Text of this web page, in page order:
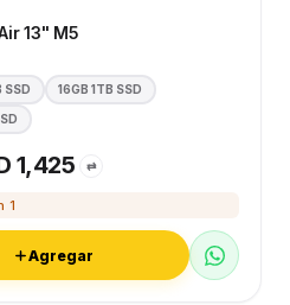
13" M5
SSD 16GB 1TB SSD
1,425 ⇄
1
Agregar